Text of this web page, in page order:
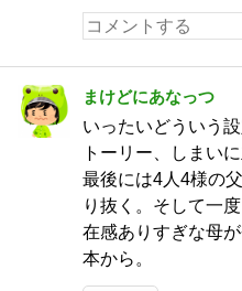
まけどにあなっつ
いったいどういう
トーリー、しまい
最後には4人4様の
り抜く。そして一
在感ありすぎな母
本から。